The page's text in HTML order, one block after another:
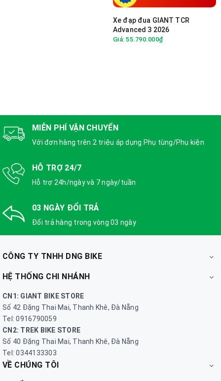
Xe đạp đua GIANT TCR
Advanced 3 2026
Giá: 55.790.000₫
MIỄN PHÍ VẬN CHUYỂN
Với đơn hàng trên 2 triệu áp dụng Phụ tùng/Phụ kiện
HỖ TRỢ 24/7
Hỗ trợ 24h/ngày và 7 ngày/tuần
03 NGÀY ĐỔI TRẢ
Đổi trả hàng trong vòng 03 ngày
CÔNG TY TNHH DNG BIKE
HỆ THỐNG CHI NHÁNH
CN1: GIANT BIKE STORE
Số 42 Đặng Thai Mai, Thanh Khê, Đà Nẵng
Tel: 0916790059
CN2: TREK BIKE STORE
Số 40 Đặng Thai Mai, Thanh Khê, Đà Nẵng
Tel: 0344133303
VỀ CHÚNG TÔI